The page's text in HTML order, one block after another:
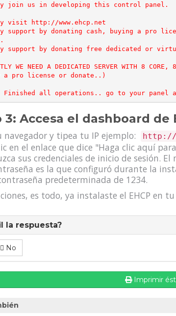
join us in developing this control panel.
visit http://www.ehcp.net
support by donating cash, buying a pro
support by donating free dedicated or
WE NEED A DEDICATED SERVER WITH 8
a pro license or donate..)
3: Accesa el dashboard de
navegador y tipea tu IP ejemplo: http://
en el enlace que dice "Haga clic aquí
sus credenciales de inicio de sesión.
es la que configuró durante la
predeterminada de 1234.
es todo, ya instalaste el EHCP en
la respuesta?
No
Imprimir